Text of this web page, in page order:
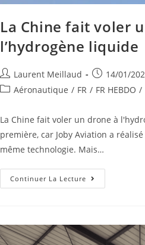
La Chine fait voler
l’hydrogène liquide
Laurent Meillaud
14/01/
Aéronautique / FR / FR HEBDO /
La Chine fait voler un drone à
première, car Joby Aviation a
même technologie. Mais…
Continuer La Lecture